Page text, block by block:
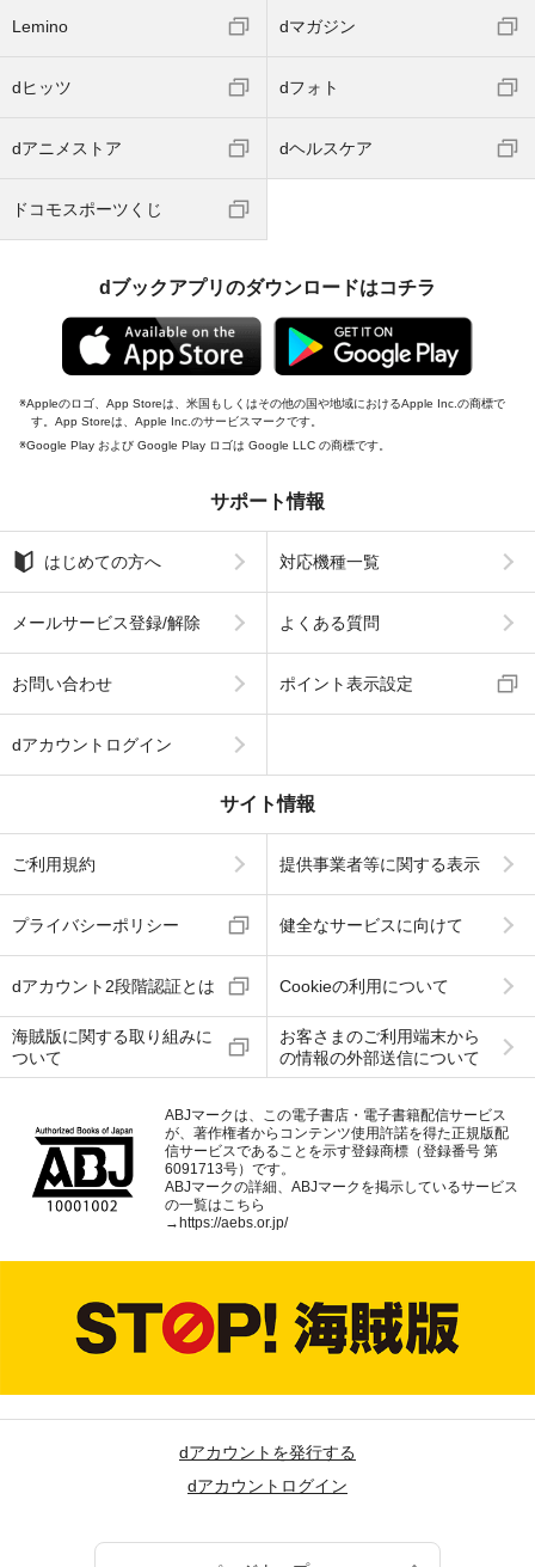
Lemino dマガジン
dヒッツ dフォト
dアニメストア dヘルスケア
ドコモスポーツくじ
dブックアプリのダウンロードはコチラ
Appleのロゴ、App Storeは、米国もしくはその他の国や地域におけるApple Inc.の商標で
す。App Storeは、Apple Inc.のサービスマークです。
Google Play および Google Play ロゴは Google LLC の商標です。
サポート情報
はじめての方へ 対応機種一覧
メールサービス登録/解除 よくある質問
お問い合わせ ポイント表示設定
dアカウントログイン
サイト情報
ご利用規約 提供事業者等に関する表示
プライバシーポリシー 健全なサービスに向けて
dアカウント2段階認証とは Cookieの利用について
海賊版に関する取り組みに
ついて
お客さまのご利用端末から
の情報の外部送信について
ABJマークは、この電子書店・電子書籍配信サービス
が、著作権者からコンテンツ使用許諾を得た正規版配
信サービスであることを示す登録商標（登録番号 第
6091713号）です。
ABJマークの詳細、ABJマークを掲示しているサービス
の一覧はこちら
→https://aebs.or.jp/
dアカウントを発行する
dアカウントログイン